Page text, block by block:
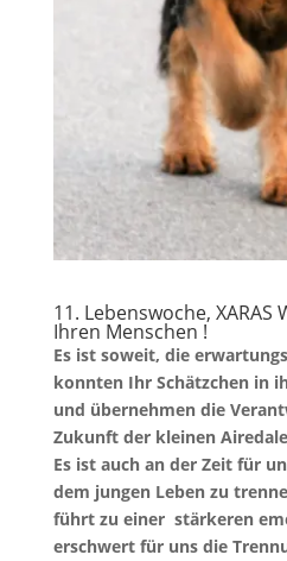
11. Lebenswoche, XARAS
Ihren Menschen !
Es ist soweit, die
konnten Ihr Schätzchen in
und übernehmen die
Zukunft der kleinen
Es ist auch an der Zeit für
dem jungen Leben zu
führt zu einer stärkeren
erschwert für uns die